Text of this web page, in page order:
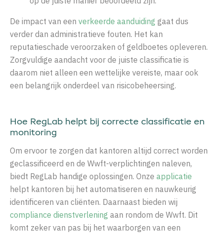
De impact van een verkeerde aanduiding gaat dus
verder dan administratieve fouten. Het kan
reputatieschade veroorzaken of geldboetes opleveren.
Zorgvuldige aandacht voor de juiste classificatie is
daarom niet alleen een wettelijke vereiste, maar ook
een belangrijk onderdeel van risicobeheersing.
Hoe RegLab helpt bij correcte classificatie en
monitoring
Om ervoor te zorgen dat kantoren altijd correct worden
geclassificeerd en de Wwft-verplichtingen naleven,
biedt RegLab handige oplossingen. Onze applicatie
helpt kantoren bij het automatiseren en nauwkeurig
identificeren van cliënten. Daarnaast bieden wij
compliance dienstverlening aan rondom de Wwft. Dit
komt zeker van pas bij het waarborgen van een